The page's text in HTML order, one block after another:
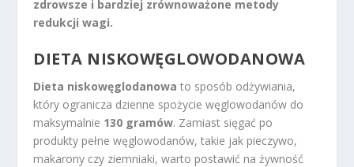
zdrowsze i bardziej zrównoważone metody
redukcji wagi.
DIETA NISKOWĘGLOWODANOWA
Dieta niskowęglodanowa to sposób odżywiania,
który ogranicza dzienne spożycie węglowodanów do
maksymalnie 130 gramów. Zamiast sięgać po
produkty pełne węglowodanów, takie jak pieczywo,
makarony czy ziemniaki, warto postawić na żywność